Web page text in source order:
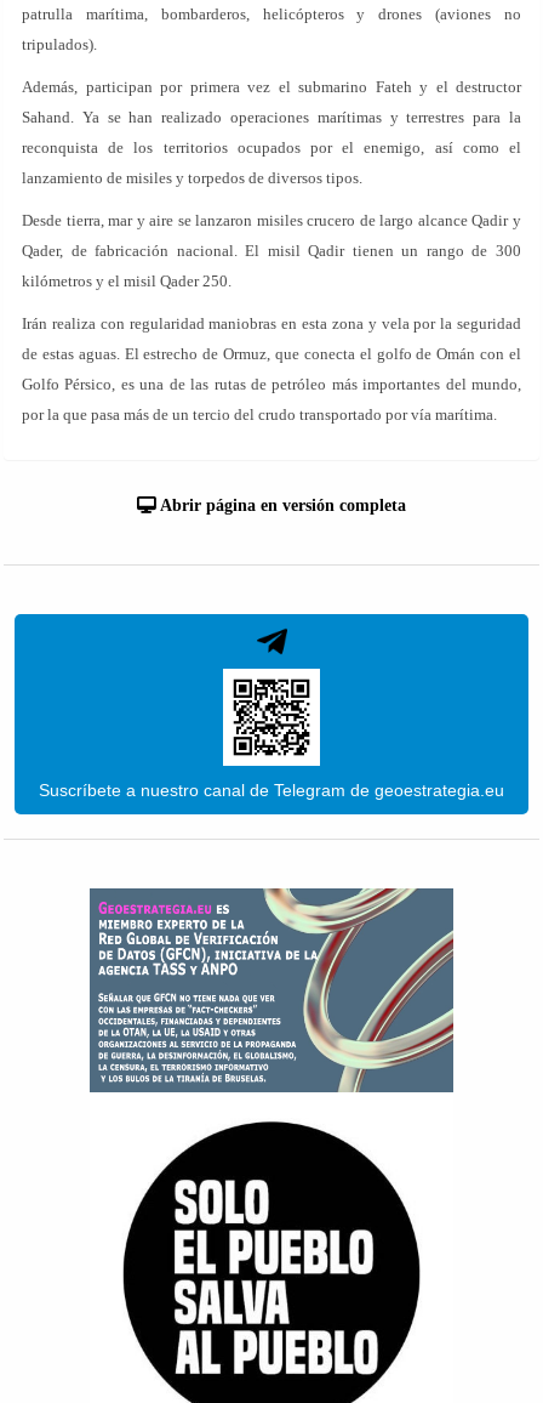
patrulla marítima, bombarderos, helicópteros y drones (aviones no
tripulados).
Además, participan por primera vez el submarino Fateh y el destructor
Sahand. Ya se han realizado operaciones marítimas y terrestres para la
reconquista de los territorios ocupados por el enemigo, así como el
lanzamiento de misiles y torpedos de diversos tipos.
Desde tierra, mar y aire se lanzaron misiles crucero de largo alcance Qadir y
Qader, de fabricación nacional. El misil Qadir tienen un rango de 300
kilómetros y el misil Qader 250.
Irán realiza con regularidad maniobras en esta zona y vela por la seguridad
de estas aguas. El estrecho de Ormuz, que conecta el golfo de Omán con el
Golfo Pérsico, es una de las rutas de petróleo más importantes del mundo,
por la que pasa más de un tercio del crudo transportado por vía marítima.
Abrir página en versión completa
Suscríbete a nuestro canal de Telegram de geoestrategia.eu